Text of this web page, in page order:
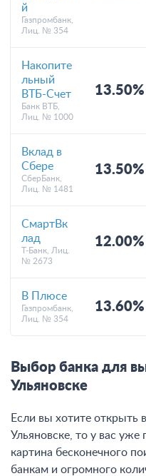
й
Газпромбанк,
Лиц. № 354
Накопите
льный
ВТБ-Счет
Банк ВТБ,
Лиц. № 1000
13.50%
Вклад в
Сбере
СберБанк,
Лиц. № 1481
13.50%
СмартВк
лад
Т-Банк, Лиц.
№ 2673
12.00%
В Плюсе
Газпромбанк,
Лиц. № 354
13.60%
Выбор банка для
Ульяновске
Если вы хотите открыть
Ульяновске, то у вас уже
картина бесконечного
банкам и огромного